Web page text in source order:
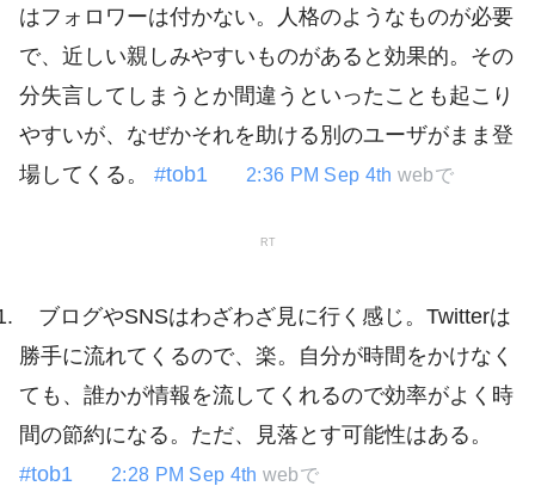
はフォロワーは付かない。人格のようなものが必要
で、近しい親しみやすいものがあると効果的。その
分失言してしまうとか間違うといったことも起こり
やすいが、なぜかそれを助ける別のユーザがまま登
場してくる。 #tob1 2:36 PM Sep 4th webで
RT
ブログやSNSはわざわざ見に行く感じ。Twitterは
勝手に流れてくるので、楽。自分が時間をかけなく
ても、誰かが情報を流してくれるので効率がよく時
間の節約になる。ただ、見落とす可能性はある。
#tob1
2:28 PM Sep 4th webで